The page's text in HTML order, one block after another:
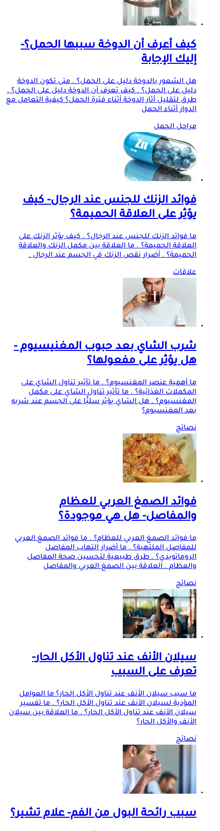
كيف أعرف أن الدوخة سببها الحمل؟-
إليك الإجابة
هل الشعور بالدوخة دليل على الحمل؟ . متى تكون الدوخة
دليل على الحمل؟ . كيف تعرف أن الدوخة دليل على الحمل؟ .
طرق لتقليل أثار الدوخة أثناء فترة الحمل؟ كيفية التعامل مع
الدوار أثناء الحمل
مراحل الحمل
فوائد الزنك للجنس عند الرجال- كيف
يؤثر على العلاقة الحميمة؟
ما فوائد الزنك للجنس عند الرجال؟ . كيف يؤثر الزنك على
العلاقة الحميمة؟ . ما العلاقة بين مكمل الزنك والعلاقة
الحميمة؟ . أضرار نقص الزنك في الجسم عند الرجال .
علاقات
شرب الشاي بعد حبوب المغنيسيوم -
هل يؤثر على مفعولها؟
ما أهمية عنصر المغنسيوم؟ . ما تأثير تناول الشاي على
المكملات الغذائية؟ . ما تأثير تناول الشاي على مكمل
المغنسيوم؟ . هل الشاي يؤثر سلبًُا على الجسم عند شربه
بعد المغنسيوم؟
نصائح
فوائد الصمغ العربي للعظام
والمفاصل- هل هي موجودة؟
ما فوائد الصمغ العربي للعظام؟ . ما فوائد الصمغ العربي
للمفاصل الملتهبة؟ . ما أضرار التهاب المفاصل
الروماتويدي؟ . طرق طبيعية لتحسين صحة المفاصل
والعظام . العلاقة بين الصمغ العربي والمفاصل
نصائح
سيلان الأنف عند تناول الأكل الحار-
تعرف على السبب
ما سبب سيلان الأنف عند تناول الأكل الحار؟ ما العوامل
المؤدية لسيلان الأنف عند تناول الأكل الحار؟ . ما تفسير
سيلان الأنف عند تناول الأكل الحار؟ . ما العلاقة بين سيلان
الأنف والأكل الحار؟
نصائح
سبب رائحة البول من الفم- علام تشير؟